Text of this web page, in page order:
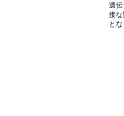
遺
接
とな